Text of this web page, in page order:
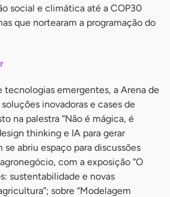
social e climática até a COP30
que nortearam a programação do
tecnologias emergentes, a Arena de
inovadoras e cases de
na palestra “Não é mágica, é
thinking e IA para gerar
abriu espaço para discussões
com a exposição “O
sustentabilidade e novas
sobre “Modelagem